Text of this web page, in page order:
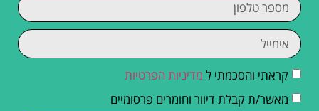
קראתי והסכמתי ל מדיניות הפרטיות
מאשר/ת קבלת דיוור וחומרים פרסומיים